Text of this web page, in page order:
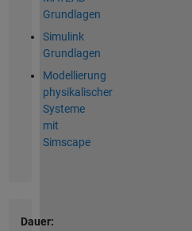
Grundlagen
Simulink
Grundlagen
Modellierung
physikalischer
Systeme
mit
Simscape
Dauer: